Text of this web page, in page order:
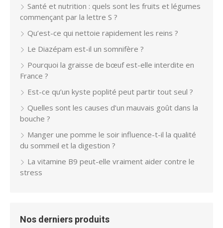
Santé et nutrition : quels sont les fruits et légumes
commençant par la lettre S ?
Qu’est-ce qui nettoie rapidement les reins ?
Le Diazépam est-il un somnifère ?
Pourquoi la graisse de bœuf est-elle interdite en
France ?
Est-ce qu’un kyste poplité peut partir tout seul ?
Quelles sont les causes d’un mauvais goût dans la
bouche ?
Manger une pomme le soir influence-t-il la qualité
du sommeil et la digestion ?
La vitamine B9 peut-elle vraiment aider contre le
stress
Nos derniers produits